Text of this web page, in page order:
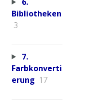
Bibliotheken
3
7.
Farbkonverti
erung 17